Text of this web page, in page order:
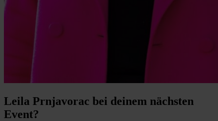
Leila Prnjavorac bei deinem nächsten
Event?